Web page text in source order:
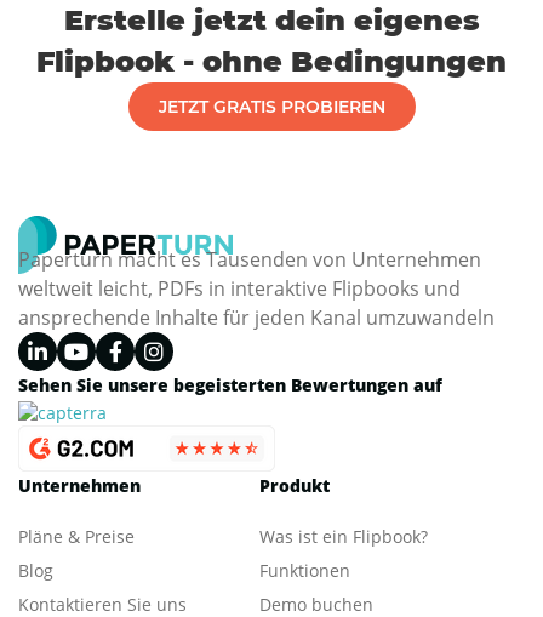
Erstelle jetzt dein eigenes
Flipbook - ohne Bedingungen
JETZT GRATIS PROBIEREN
Paperturn macht es Tausenden von Unternehmen
weltweit leicht, PDFs in interaktive Flipbooks und
ansprechende Inhalte für jeden Kanal umzuwandeln
Sehen Sie unsere begeisterten Bewertungen auf
Unternehmen
Pläne & Preise
Blog
Kontaktieren Sie uns
Produkt
Was ist ein Flipbook?
Funktionen
Demo buchen